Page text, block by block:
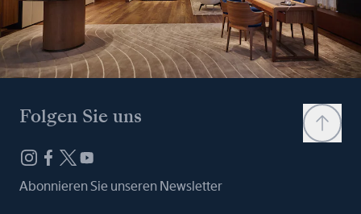
Folgen Sie uns
Abonnieren Sie unseren Newsletter